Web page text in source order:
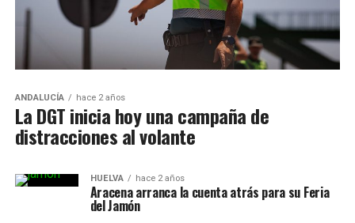
ANDALUCÍA hace 2 años
La DGT inicia hoy una campaña de
distracciones al volante
HUELVA hace 2 años
Aracena arranca la cuenta atrás para su Feria
del Jamón